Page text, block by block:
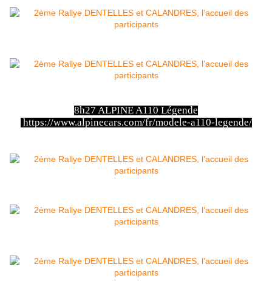
8h27 ALPINE A110 Légende
https://www.alpinecars.com/fr/modele-a110-legende/